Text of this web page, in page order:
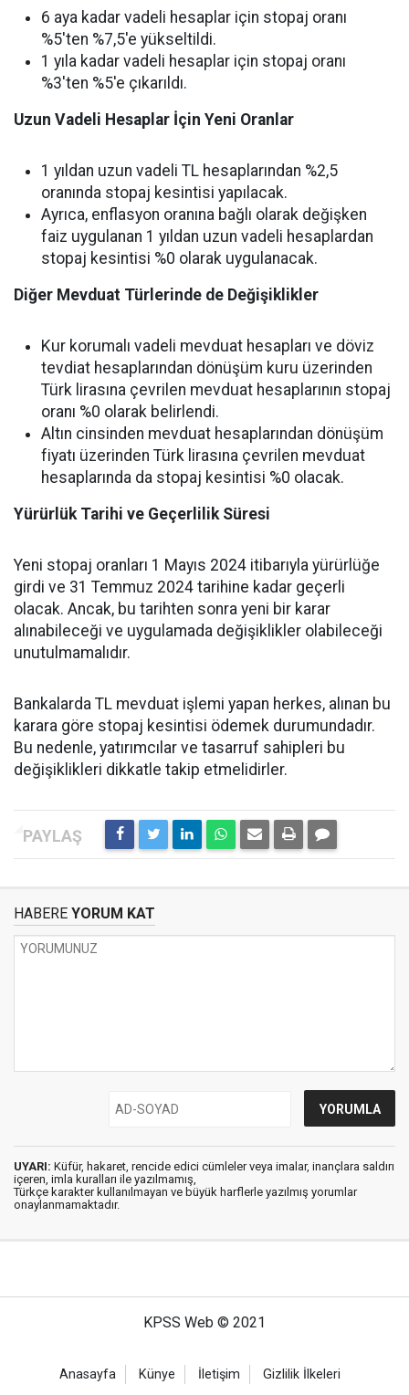
6 aya kadar vadeli hesaplar için stopaj oranı
%5'ten %7,5'e yükseltildi.
1 yıla kadar vadeli hesaplar için stopaj oranı
%3'ten %5'e çıkarıldı.
Uzun Vadeli Hesaplar İçin Yeni Oranlar
1 yıldan uzun vadeli TL hesaplarından %2,5
oranında stopaj kesintisi yapılacak.
Ayrıca, enflasyon oranına bağlı olarak değişken
faiz uygulanan 1 yıldan uzun vadeli hesaplardan
stopaj kesintisi %0 olarak uygulanacak.
Diğer Mevduat Türlerinde de Değişiklikler
Kur korumalı vadeli mevduat hesapları ve döviz
tevdiat hesaplarından dönüşüm kuru üzerinden
Türk lirasına çevrilen mevduat hesaplarının stopaj
oranı %0 olarak belirlendi.
Altın cinsinden mevduat hesaplarından dönüşüm
fiyatı üzerinden Türk lirasına çevrilen mevduat
hesaplarında da stopaj kesintisi %0 olacak.
Yürürlük Tarihi ve Geçerlilik Süresi
Yeni stopaj oranları 1 Mayıs 2024 itibarıyla yürürlüğe
girdi ve 31 Temmuz 2024 tarihine kadar geçerli
olacak. Ancak, bu tarihten sonra yeni bir karar
alınabileceği ve uygulamada değişiklikler olabileceği
unutulmamalıdır.
Bankalarda TL mevduat işlemi yapan herkes, alınan bu
karara göre stopaj kesintisi ödemek durumundadır.
Bu nedenle, yatırımcılar ve tasarruf sahipleri bu
değişiklikleri dikkatle takip etmelidirler.
HABERE YORUM KAT
UYARI: Küfür, hakaret, rencide edici cümleler veya imalar, inançlara saldırı
içeren, imla kuralları ile yazılmamış,
Türkçe karakter kullanılmayan ve büyük harflerle yazılmış yorumlar
onaylanmamaktadır.
KPSS Web © 2021
Anasayfa Künye İletişim Gizlilik İlkeleri